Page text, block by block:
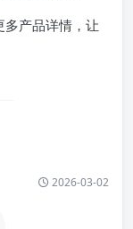
多产品详情，让
2026-03-02